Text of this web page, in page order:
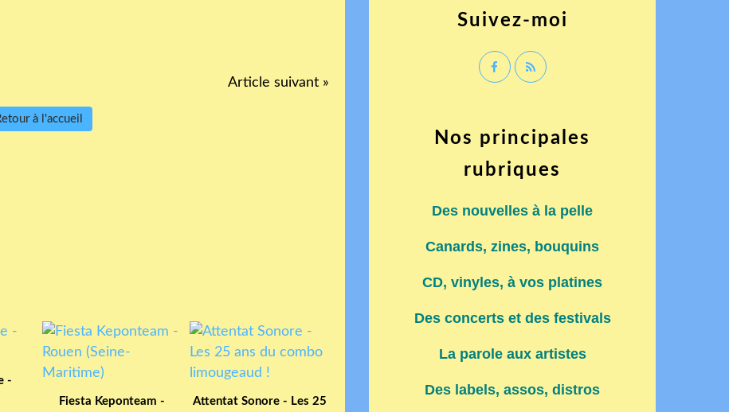
Article suivant »
à l'accueil
-
Fiesta Keponteam -
Attentat Sonore - Les 25
Suivez-moi
Nos principales
rubriques
Des nouvelles à la pelle
Canards, zines, bouquins
CD, vinyles, à vos platines
Des concerts et des festivals
La parole aux artistes
Des labels, assos, distros